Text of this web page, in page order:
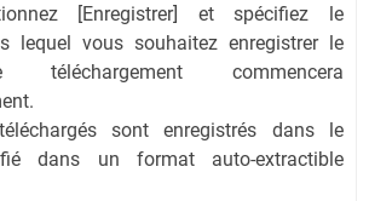
[Enregistrer] et spécifiez le
lequel vous souhaitez enregistrer le
commencera
sont enregistrés dans le
dans un format auto-extractible